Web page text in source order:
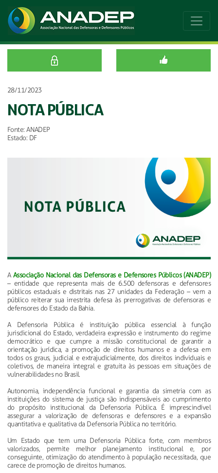
28/11/2023
NOTA PÚBLICA
Fonte: ANADEP
Estado: DF
A Associação Nacional das Defensoras e Defensores Públicos (ANADEP)
– entidade que representa mais de 6.500 defensoras e defensores
públicos estaduais e distritais nas 27 unidades da Federação – vem a
público reiterar sua irrestrita defesa às prerrogativas de defensoras e
defensores do Estado da Bahia.
A Defensoria Pública é instituição pública essencial à função
jurisdicional do Estado, verdadeira expressão e instrumento do regime
democrático e que cumpre a missão constitucional de garantir a
orientação jurídica, a promoção de direitos humanos e a defesa em
todos os graus, judicial e extrajudicialmente, dos direitos individuais e
coletivos, de maneira integral e gratuita às pessoas em situações de
vulnerabilidades no Brasil.
Autonomia, independência funcional e garantia da simetria com as
instituições do sistema de justiça são indispensáveis ao cumprimento
do propósito institucional da Defensoria Pública. É imprescindível
assegurar a valorização de defensoras e defensores e a expansão
quantitativa e qualitativa da Defensoria Pública no território.
Um Estado que tem uma Defensoria Pública forte, com membros
valorizados, permite melhor planejamento institucional e, por
conseguinte, otimização do atendimento à população necessitada, que
carece de promoção de direitos humanos.